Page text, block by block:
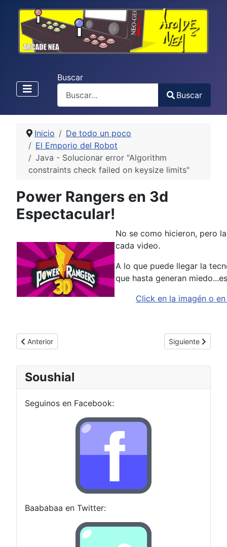
Buscar
Buscar
Inicio
De todo un poco
El Emporio del Robot
Java - Solucionar error "Algorithm
constraints check failed on keysize limits"
Power Rangers en 3d
Espectacular!
No se como hicieron, pero
cada video.
A lo que puede llegar la
que hasta generan
Click en la imagén o
Artículo anterior: No hay que frulear
Anterior Artículo
Siguiente
Soushial
Seguinos en Facebook:
Baababaa en Twitter: